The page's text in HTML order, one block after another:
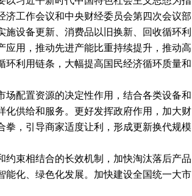
工作会议和中央财经委员会第四次会议部
设备更新、消费品以旧换新、回收循环利
应用，推动先进产能比重持续提升，推动高
环利用链条，大幅提高国民经济循环质量和
置资源的决定性作用，结合各类设备和
化供给和服务。更好发挥政府作用，加大财
，引导商家适度让利，形成更新换代规模
相结合的长效机制，加快淘汰落后产品
能化、绿色化发展。加快建设全国统一大市